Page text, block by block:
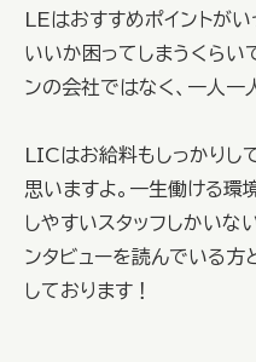
LEはおすすめポイントが
いいか困ってしまうくらい
ンの会社ではなく、一人一
LICはお給料もしっかりし
思いますよ。一生働ける環
しやすいスタッフしかいな
ンタビューを読んでいる方
しております！